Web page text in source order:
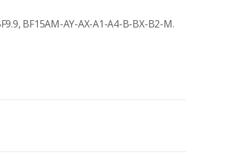
BF15AM-AY-AX-A1-A4-B-BX-B2-M.